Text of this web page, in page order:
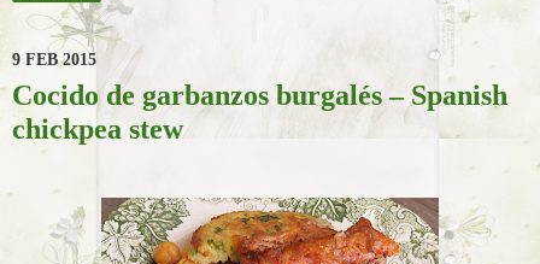
9 FEB 2015
Cocido de garbanzos burgalés – Spanish
chickpea stew